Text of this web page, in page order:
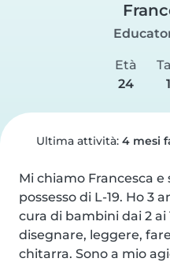
Età
24
Ultima attività: 4 mesi
Mi chiamo Francesca
possesso di L-19. Ho 3
cura di bambini dai 2 ai
disegnare, leggere,
chitarra. Sono a mio